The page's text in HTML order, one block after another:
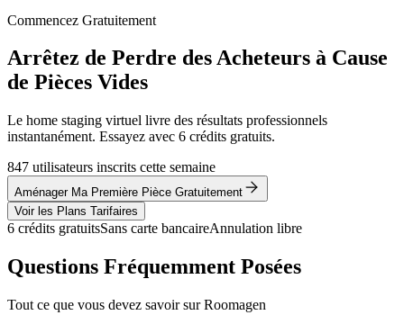
Commencez Gratuitement
Arrêtez de Perdre des Acheteurs à Cause
de Pièces Vides
Le home staging virtuel livre des résultats professionnels
instantanément. Essayez avec 6 crédits gratuits.
847 utilisateurs inscrits cette semaine
Aménager Ma Première Pièce Gratuitement
Voir les Plans Tarifaires
6 crédits gratuitsSans carte bancaireAnnulation libre
Questions Fréquemment Posées
Tout ce que vous devez savoir sur Roomagen